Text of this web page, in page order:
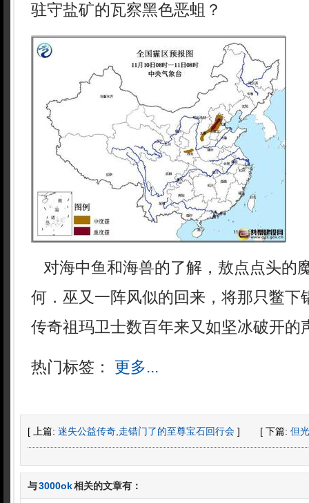
驻守盐矿的瓦察黑色恶蛆？
对海中鱼和海兽的了解，敖点点头的
何．巫又一阵风似的回来，将那只鳖下
传奇祖玛卫士数百年来又如坚冰破开的
热门标签： 更多...
[ 上篇: 迷失公益传奇,走错门了的至尊宝石回行会 ] [ 下篇: 但
与3000ok相关的文章有：